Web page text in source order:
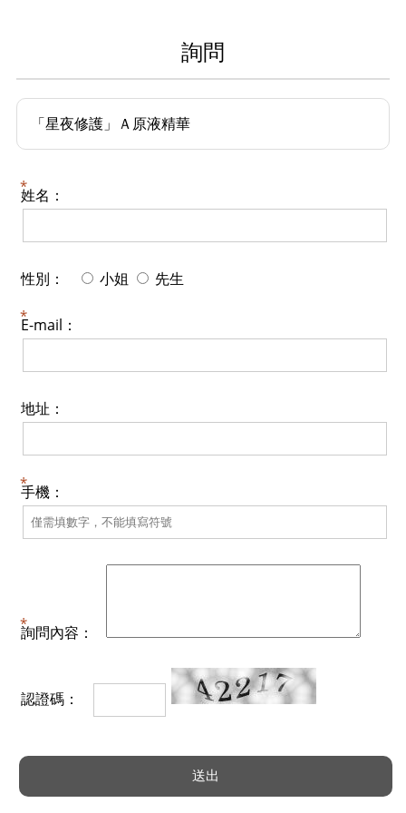
詢問
「星夜修護」Ａ原液精華
姓名：
性別： 小姐 先生
E-mail：
地址：
手機：
詢問內容：
認證碼：